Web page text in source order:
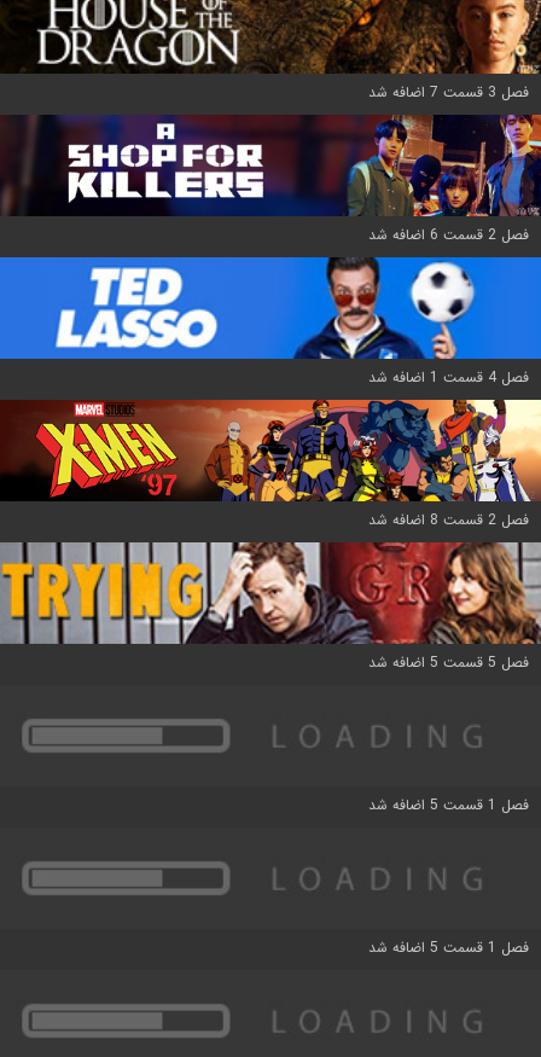
فصل 3 قسمت 7 اضافه شد
فصل 2 قسمت 6 اضافه شد
فصل 4 قسمت 1 اضافه شد
فصل 2 قسمت 8 اضافه شد
فصل 5 قسمت 5 اضافه شد
فصل 1 قسمت 5 اضافه شد
فصل 1 قسمت 5 اضافه شد